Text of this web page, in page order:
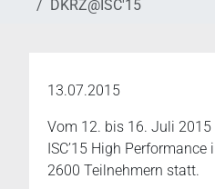
DKRZ@ISC'15
13.07.2015
Vom 12. bis 16. Juli
ISC’15 High
2600 Teilnehmern statt.